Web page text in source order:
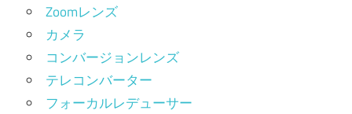
Zoomレンズ
カメラ
コンバージョンレンズ
テレコンバーター
フォーカルレデューサー